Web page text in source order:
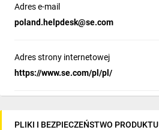
Adres e-mail
poland.helpdesk@se.com
Adres strony internetowej
https://www.se.com/pl/pl/
PLIKI I BEZPIECZEŃSTWO PRODUKTU